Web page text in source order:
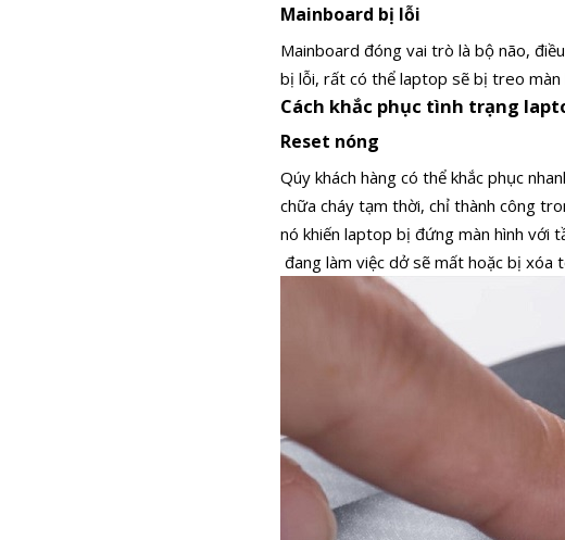
Mainboard bị lỗi
Mainboard đóng vai trò là bộ não,
bị lỗi, rất có thể laptop sẽ bị treo màn
Cách khắc phục tình trạng
Reset nóng
Qúy khách hàng có thể khắc phục
chữa cháy tạm thời, chỉ thành công
nó khiến laptop bị đứng màn hình với
đang làm việc dở sẽ mất hoặc bị xóa